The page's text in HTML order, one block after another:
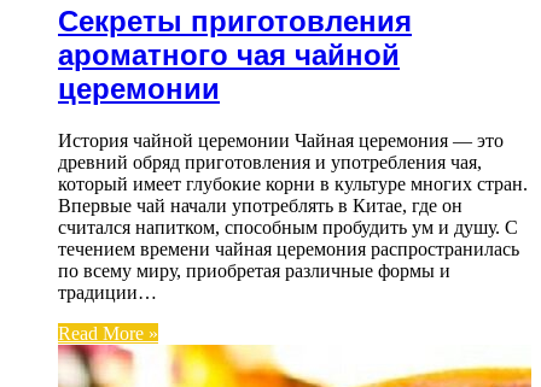
Секреты приготовления
ароматного чая чайной
церемонии
История чайной церемонии Чайная церемония — это
древний обряд приготовления и употребления чая,
который имеет глубокие корни в культуре многих стран.
Впервые чай начали употреблять в Китае, где он
считался напитком, способным пробудить ум и душу. С
течением времени чайная церемония распространилась
по всему миру, приобретая различные формы и
традиции…
Read More »